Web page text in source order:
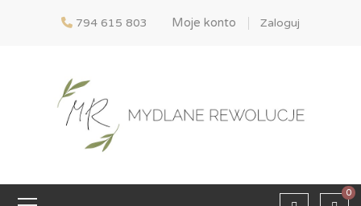
794 615 803 Moje konto Zaloguj
0